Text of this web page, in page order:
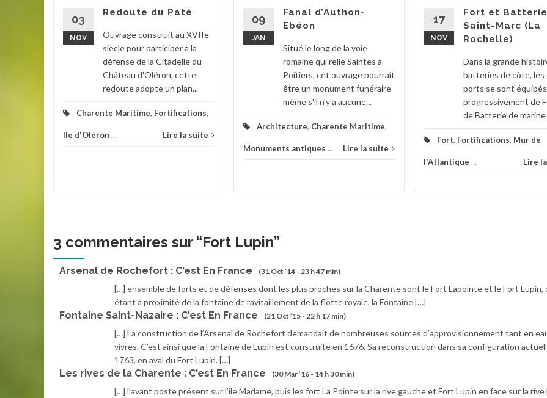
03
NOV
Redoute du Paté
Ouvrage construit au XVIIe
siècle pour participer à la
défense de la Citadelle du
Château d'Oléron, cette
redoute adopte un plan...
Charente Maritime, Fortifications,
Ile d'Oléron ... Lire la suite
09
JAN
Fanal d’Authon-
Ebéon
Situé le long de la voie
romaine qui relie Saintes à
Poitiers, cet ouvrage pourrait
être un monument funéraire
même s'il n'y a aucune...
Architecture, Charente Maritime,
Monuments antiques ... Lire la suite
17
NOV
Fort et
Saint-Marc (La
Rochelle)
Dans la grande
batteries de côte, les
ports se sont équipés
progressivement de
de Batterie de marine
Fort, Fortifications, Mur de
l'Atlantique ... Lire
3 commentaires sur “Fort Lupin”
Arsenal de Rochefort : C'est En France (31 Oct ’14 - 23 h 47 min)
[…] ensemble de forts et de défenses dont les plus proches sur la Charente sont le Fort Lapointe et le Fort Lupin,
étant à proximité de la fontaine de ravitaillement de la flotte royale, la Fontaine […]
Fontaine Saint-Nazaire : C'est En France (21 Oct ’15 - 22 h 17 min)
[…] La construction de l’Arsenal de Rochefort demandait de nombreuses sources d’approvisionnement tant en
vivres. C’est ainsi que la Fontaine de Lupin est construite en 1676. Sa reconstruction dans sa configuration
1763, en aval du Fort Lupin. […]
Les rives de la Charente : C'est En France (30 Mar ’16 - 14 h 30 min)
[…] l’avant poste présent sur l’île Madame, puis les fort La Pointe sur la rive gauche et Fort Lupin en face sur la rive